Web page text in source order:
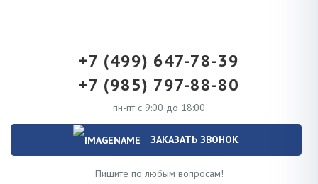
+7 (499) 647-78-39
+7 (985) 797-88-80
пн-пт с 9:00 до 18:00
ЗАКАЗАТЬ ЗВОНОК
Пишите по любым вопросам!